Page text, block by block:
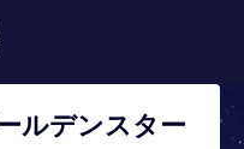
ルデンスター